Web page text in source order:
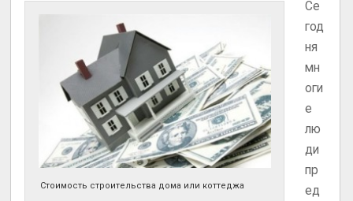
Стоимость строительства дома или коттеджа
Се
год
ня
мн
оги
е
лю
ди
пр
ед